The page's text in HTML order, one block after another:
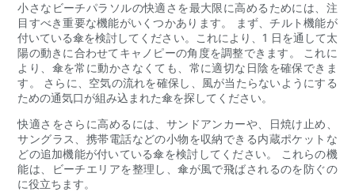
小さなビーチパラソルの快適さを最大限に高めるためには、注
目すべき重要な機能がいくつかあります。 まず、チルト機能が
付いている傘を検討してください。これにより、1 日を通して太
陽の動きに合わせてキャノピーの角度を調整できます。 これに
より、傘を常に動かさなくても、常に適切な日陰を確保できま
す。 さらに、空気の流れを確保し、風が当たらないようにする
ための通気口が組み込まれた傘を探してください。
快適さをさらに高めるには、サンドアンカーや、日焼け止め、
サングラス、携帯電話などの小物を収納できる内蔵ポケットな
どの追加機能が付いている傘を検討してください。 これらの機
能は、ビーチエリアを整理し、傘が風で飛ばされるのを防ぐの
に役立ちます。